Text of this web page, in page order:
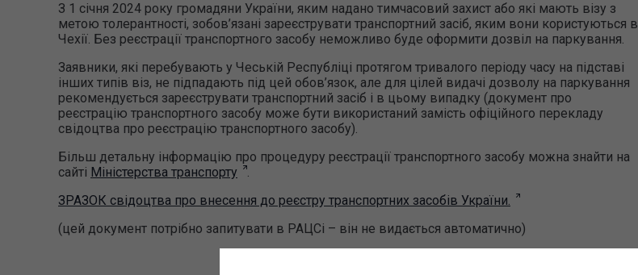
З 1 січня 2024 року громадяни України, яким надано тимчасовий захист або які мають візу з
метою толерантності, зобов’язані зареєструвати транспортний засіб, яким вони користуються в
Чехії. Без реєстрації транспортного засобу неможливо буде оформити дозвіл на паркування.
Заявники, які перебувають у Чеській Республіці протягом тривалого періоду часу на підставі
інших типів віз, не підпадають під цей обов’язок, але для цілей видачі дозволу на паркування
рекомендується зареєструвати транспортний засіб і в цьому випадку (документ про
реєстрацію транспортного засобу може бути використаний замість офіційного перекладу
свідоцтва про реєстрацію транспортного засобу).
Більш детальну інформацію про процедуру реєстрації транспортного засобу можна знайти на
сайті Міністерства транспорту
.
ЗРАЗОК свідоцтва про внесення до реєстру транспортних засобів України.
(цей документ потрібно запитувати в РАЦСі – він не видається автоматично)